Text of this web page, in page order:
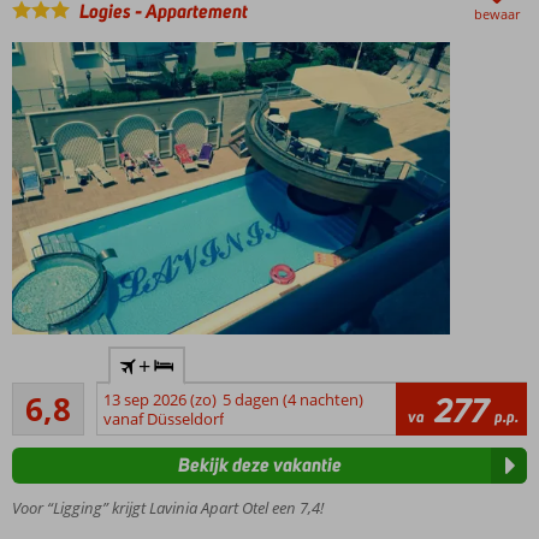
Logies-Appartement bewaar
loopafstand
van het
strand
Gerenoveerde
Lekker
6,8
Ruim voldoende
26
beoordelingen
+
13 sep 2026 (zo) 5 dagen (4 nachten)
vanaf Düsseldorf
va 277 p.p.
Voor “Ligging” krijgt Lavinia Apart Otel een 7,4!
Bekijk deze vakantie